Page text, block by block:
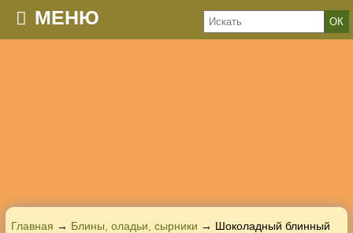
МЕНЮ
Главная → Блины, оладьи, сырники → Шоколадный блинный